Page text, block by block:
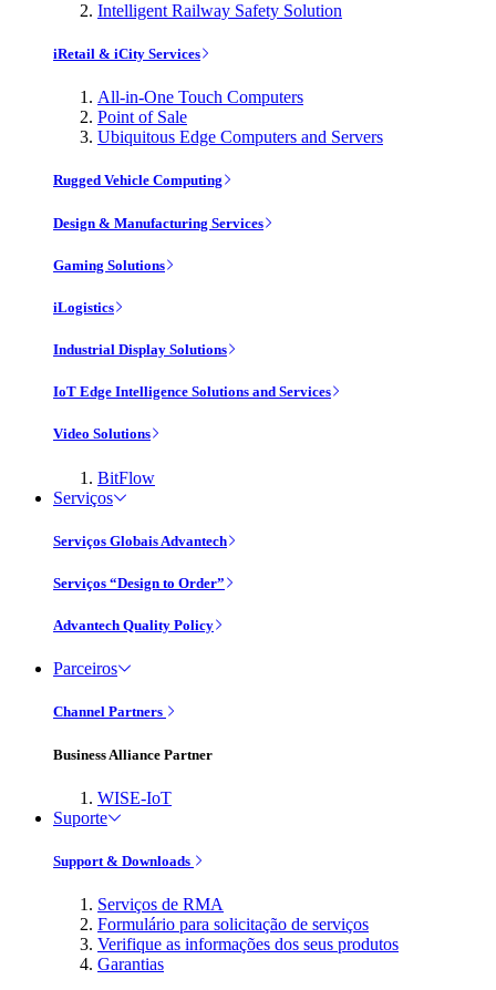
Intelligent Railway Safety Solution
iRetail & iCity Services
All-in-One Touch Computers
Point of Sale
Ubiquitous Edge Computers and Servers
Rugged Vehicle Computing
Design & Manufacturing Services
Gaming Solutions
iLogistics
Industrial Display Solutions
IoT Edge Intelligence Solutions and Services
Video Solutions
BitFlow
Serviços
Serviços Globais Advantech
Serviços “Design to Order”
Advantech Quality Policy
Parceiros
Channel Partners
Business Alliance Partner
WISE-IoT
Suporte
Support & Downloads
Serviços de RMA
Formulário para solicitação de serviços
Verifique as informações dos seus produtos
Garantias